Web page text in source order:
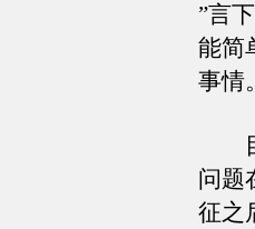
”言
能简
事情
目
问题
征之